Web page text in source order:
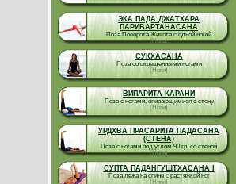
ЭКА ПАДА ДЖАТХАРА
ПАРИВАРТАНАСАНА
Поза Поворота Живота с одной ногой
(Нога)
СУКХАСАНА
Поза со скрещенными ногами
(Ноги)
ВИПАРИТА КАРАНИ
Поза с ногами, опирающимися о стену
(Ноги)
УРДХВА ПРАСАРИТА ПАДАСАНА
(СТЕНА)
Поза с ногами под углом 90 гр. со стеной
(Ноги)
СУПТА ПАДАНГУШТХАСАНА I
Поза лежа на спине с растяжкой ног
(Ноги)